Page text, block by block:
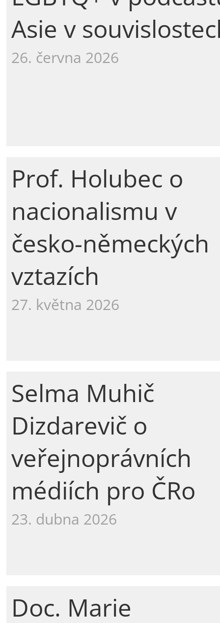
Asie v
26. června 2026
Prof. Holubec o
nacionalismu v
česko-německých
vztazích
27. května 2026
Selma Muhič
Dizdarevič o
veřejnoprávních
médiích pro ČRo
23. dubna 2026
Doc. Marie